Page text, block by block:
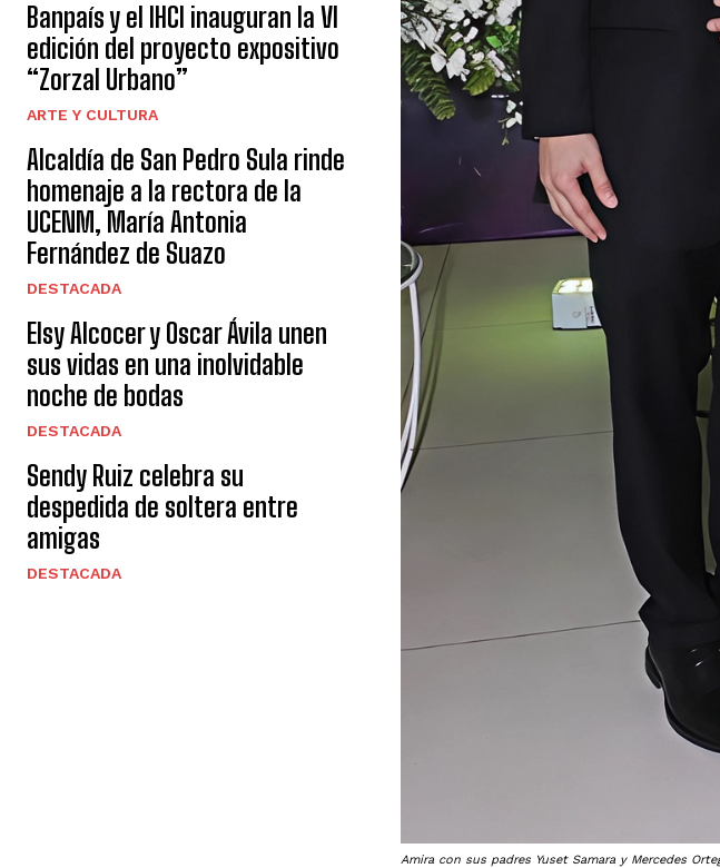
Banpaís y el IHCI inauguran la VI
edición del proyecto expositivo
“Zorzal Urbano”
ARTE Y CULTURA
Alcaldía de San Pedro Sula rinde
homenaje a la rectora de la
UCENM, María Antonia
Fernández de Suazo
DESTACADA
Elsy Alcocer y Oscar Ávila unen
sus vidas en una inolvidable
noche de bodas
DESTACADA
Sendy Ruiz celebra su
despedida de soltera entre
amigas
DESTACADA
Amira con sus padres Yuset Samara y Mercedes